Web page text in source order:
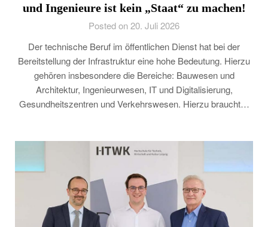
und Ingenieure ist kein „Staat“ zu machen!
Posted on 20. Juli 2026
Der technische Beruf im öffentlichen Dienst hat bei der
Bereitstellung der Infrastruktur eine hohe Bedeutung. Hierzu
gehören insbesondere die Bereiche: Bauwesen und
Architektur, Ingenieurwesen, IT und Digitalisierung,
Gesundheitszentren und Verkehrswesen. Hierzu braucht…